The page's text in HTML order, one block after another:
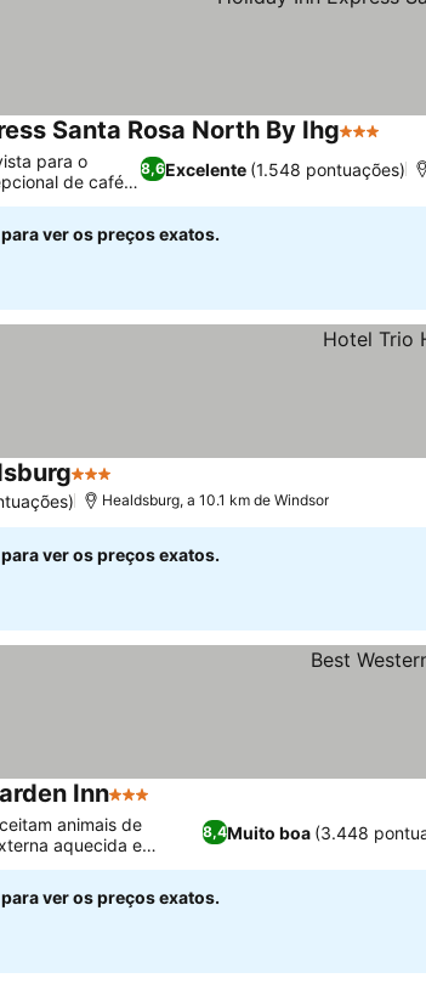
Santa Rosa North By Ihg3 Estrelas
8,6Excelente (1.548 pontuações)
para o
de café
ver os preços exatos.
3 Estrelas
Healdsburg, a 10.1 km de Windsor
ver os preços exatos.
Inn3 Estrelas
8,4Muito boa (3.448
animais de
aquecida e
ver os preços exatos.